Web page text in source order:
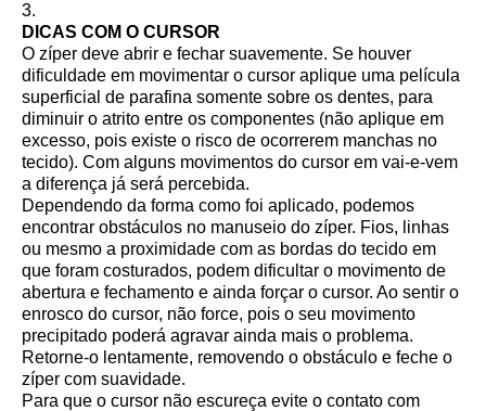
3.
DICAS COM O CURSOR
O zíper deve abrir e fechar suavemente. Se houver
dificuldade em movimentar o cursor aplique uma película
superficial de parafina somente sobre os dentes, para
diminuir o atrito entre os componentes (não aplique em
excesso, pois existe o risco de ocorrerem manchas no
tecido). Com alguns movimentos do cursor em vai-e-vem
a diferença já será percebida.
Dependendo da forma como foi aplicado, podemos
encontrar obstáculos no manuseio do zíper. Fios, linhas
ou mesmo a proximidade com as bordas do tecido em
que foram costurados, podem dificultar o movimento de
abertura e fechamento e ainda forçar o cursor. Ao sentir o
enrosco do cursor, não force, pois o seu movimento
precipitado poderá agravar ainda mais o problema.
Retorne-o lentamente, removendo o obstáculo e feche o
zíper com suavidade.
Para que o cursor não escureça evite o contato com